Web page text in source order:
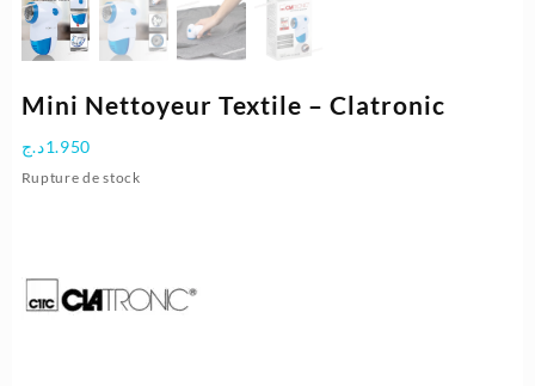
Mini Nettoyeur Textile – Clatronic
1.950د.ج
Rupture de stock